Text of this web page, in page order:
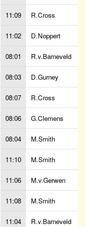
11:09 R.Cross
11:02 D.Noppert
08:01 R.v.Barneveld
08:03 D.Gurney
08:07 R.Cross
08:06 G.Clemens
08:04 M.Smith
11:10 M.Smith
11:06 M.v.Gerwen
11:08 M.Smith
11:04 R.v.Barneveld